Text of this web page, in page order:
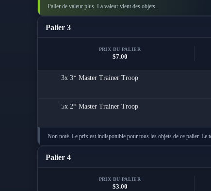
Palier de valeur plus. La valeur vient des objets.
Palier 3
PRIX DU PALIER
$7.00
3x 3* Master Trainer Troop
5x 2* Master Trainer Troop
Non noté. Le prix est indisponible pour tous les objets de ce palier. Le
Palier 4
PRIX DU PALIER
$3.00